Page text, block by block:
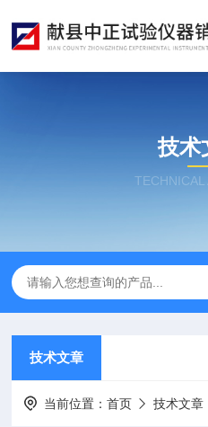
技术
TECHNICAL
技术文章
当前位置：首页 技术文章